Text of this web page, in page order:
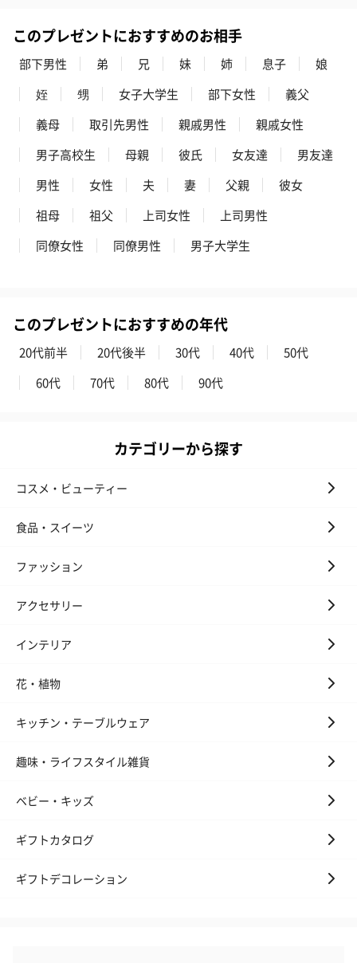
（660円）
スイーツ
スイーツを同梱してお届けいたします。ギフトへの＋αにおすすめ
です。
ゼリーバウム カット
円）
麦わらパンダバウム
り〜 3号（864
スキンケアグッズを同梱してお届けします。
ハンドクリーム3本セッ
ト【ありがとう】
シャワージェ
ドクリーム（
リラックスグッズを同梱してお届けします。
このプレゼントにおすすめのお相手
部下男性 弟 兄 妹 姉 息子
娘
姪
甥 女子大学生 部下女性
義父
義母
取引先男性 親戚男性
親戚女性
男子高校生
母親 彼氏 女友達
男友達
男性
女性 夫 妻 父親
彼女
祖母
祖父 上司女性
上司男性
同僚女性
同僚男性 男子大学生
このプレゼントにおすすめの年代
20代前半 20代後半 30代 40代
50代
60代
70代 80代 90代
カテゴリーから探す
コスメ・ビューティー
食品・スイーツ
ファッション
アクセサリー
インテリア
花・植物
キッチン・テーブルウェア
趣味・ライフスタイル雑貨
ベビー・キッズ
ギフトカタログ
ギフトデコレーション